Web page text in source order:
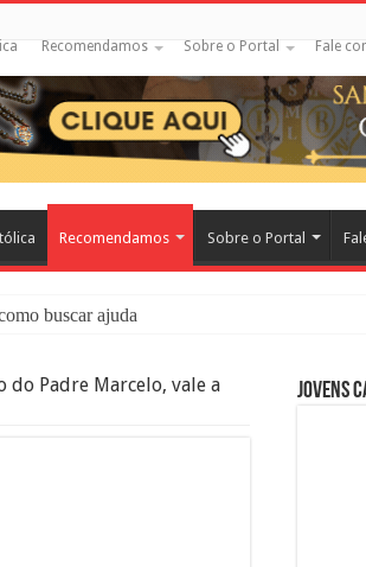
Recomendamos Sobre o Portal Fale
Recomendamos Sobre o Portal
buscar ajuda
O Documentário Que Vai Tocar os Católicos
do Padre Marcelo, vale a
Jovens